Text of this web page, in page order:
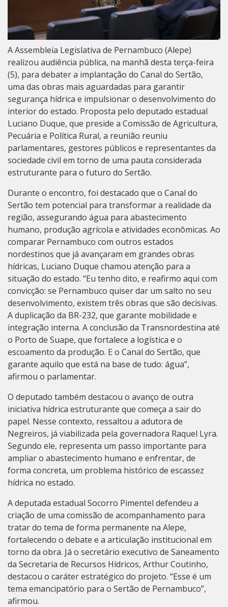
A Assembleia Legislativa de Pernambuco (Alepe)
realizou audiência pública, na manhã desta terça-feira
(5), para debater a implantação do Canal do Sertão,
uma das obras mais aguardadas para garantir
segurança hídrica e impulsionar o desenvolvimento do
interior do estado. Proposta pelo deputado estadual
Luciano Duque, que preside a Comissão de Agricultura,
Pecuária e Política Rural, a reunião reuniu
parlamentares, gestores públicos e representantes da
sociedade civil em torno de uma pauta considerada
estruturante para o futuro do Sertão.
Durante o encontro, foi destacado que o Canal do
Sertão tem potencial para transformar a realidade da
região, assegurando água para abastecimento
humano, produção agrícola e atividades econômicas. Ao
comparar Pernambuco com outros estados
nordestinos que já avançaram em grandes obras
hídricas, Luciano Duque chamou atenção para a
situação do estado. “Eu tenho dito, e reafirmo aqui com
convicção: se Pernambuco quiser dar um salto no seu
desenvolvimento, existem três obras que são decisivas.
A duplicação da BR-232, que garante mobilidade e
integração interna. A conclusão da Transnordestina até
o Porto de Suape, que fortalece a logística e o
escoamento da produção. E o Canal do Sertão, que
garante aquilo que está na base de tudo: água”,
afirmou o parlamentar.
O deputado também destacou o avanço de outra
iniciativa hídrica estruturante que começa a sair do
papel. Nesse contexto, ressaltou a adutora de
Negreiros, já viabilizada pela governadora Raquel Lyra.
Segundo ele, representa um passo importante para
ampliar o abastecimento humano e enfrentar, de
forma concreta, um problema histórico de escassez
hídrica no estado.
A deputada estadual Socorro Pimentel defendeu a
criação de uma comissão de acompanhamento para
tratar do tema de forma permanente na Alepe,
fortalecendo o debate e a articulação institucional em
torno da obra. Já o secretário executivo de Saneamento
da Secretaria de Recursos Hídricos, Arthur Coutinho,
destacou o caráter estratégico do projeto. “Esse é um
tema emancipatório para o Sertão de Pernambuco”,
afirmou.